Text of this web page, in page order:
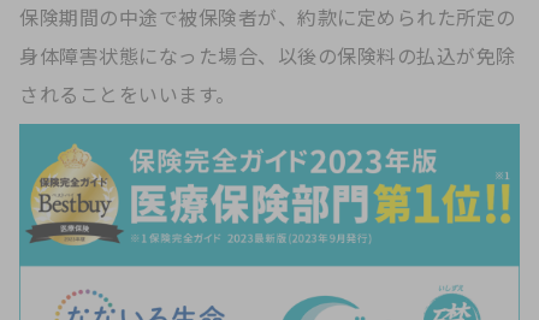
保険期間の中途で被保険者が、約款に定められた所定の
身体障害状態になった場合、以後の保険料の払込が免除
されることをいいます。